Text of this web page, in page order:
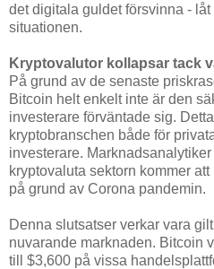
det digitala guldet försvinna -
situationen.
Kryptovalutor kollapsar tack
På grund av de senaste
Bitcoin helt enkelt inte är den
investerare förväntade sig.
kryptobranschen både för
investerare.
kryptovaluta sektorn kommer
på grund av Corona pandemin.
Denna slutsatser verkar vara
nuvarande marknaden. Bitcoin
till $3,600 på vissa